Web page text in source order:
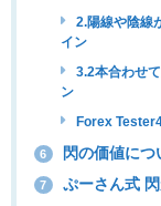
2.陽線や陰線
イン
3.2本合わせ
ン
Forex
6 閃の価値につ
7 ぷーさん式